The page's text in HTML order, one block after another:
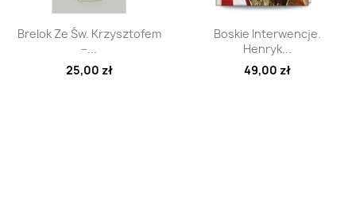
Szybki podgląd
Brelok Ze Św. Krzysztofem
–...
25,00 zł
Szybki podgląd
Boskie Interwencje.
Henryk...
49,00 zł